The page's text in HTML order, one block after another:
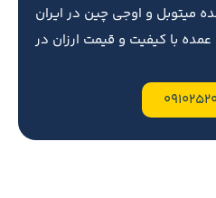
میتوبل و اوجی چین در ایران
با کیفیت و قیمت ارزان در